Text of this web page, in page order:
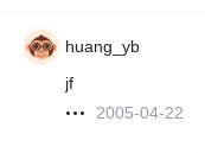
huang_yb
jf
2005-04-22